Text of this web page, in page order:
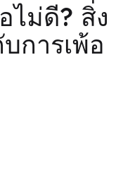
ไม่ดี? สิ่ง
การเพ้อ